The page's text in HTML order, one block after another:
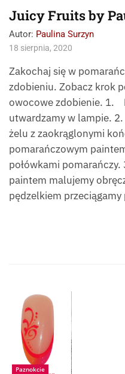
Juicy Fruits by
Autor: Paulina Surzyn
18 sierpnia, 2020
Zakochaj się w
zdobieniu. Zobacz krok
owocowe zdobienie. 1.
utwardzamy w lampie.
żelu z zaokrąglonymi
pomarańczowym
połówkami
paintem malujemy
pędzelkiem
Paznokcie: Paulina
Surzyn
Paznokcie